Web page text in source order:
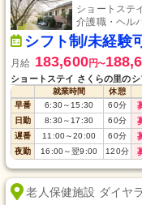
ショートステ
介護職・ヘル
シフト制/未経験
月給 183,600円〜
ショートステイ さくらの里の
就業時間 休憩
早番
6:30～15:30 60分
日勤 8:30～17:30 60分
遅番 11:00～20:00 60分
夜勤 16:00～翌9:00 120分
老人保健施設 ダイヤ